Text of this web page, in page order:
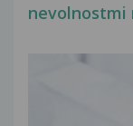
nevolnostmi